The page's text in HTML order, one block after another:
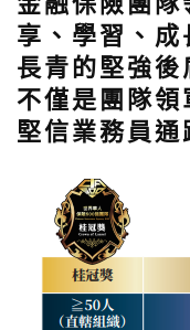
享、學習、
長青的堅強
不僅是團隊領
堅信業務員通